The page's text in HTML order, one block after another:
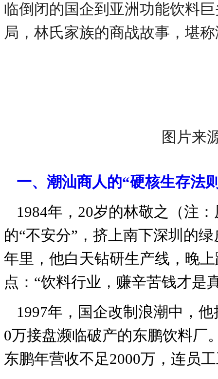
临倒闭的国企到亚洲功能饮料
局，林氏家族的商战故事，堪
图片来
一、潮汕商人的“硬核生存法
1984年，20岁的林敬之（注
的“不安分”，挤上南下深圳的
年里，他白天钻研生产线，晚
点：“饮料行业，赚辛苦钱才是
1997年，国企改制浪潮中，
0万接盘濒临破产的东鹏饮料厂
东鹏年营收不足2000万，连员